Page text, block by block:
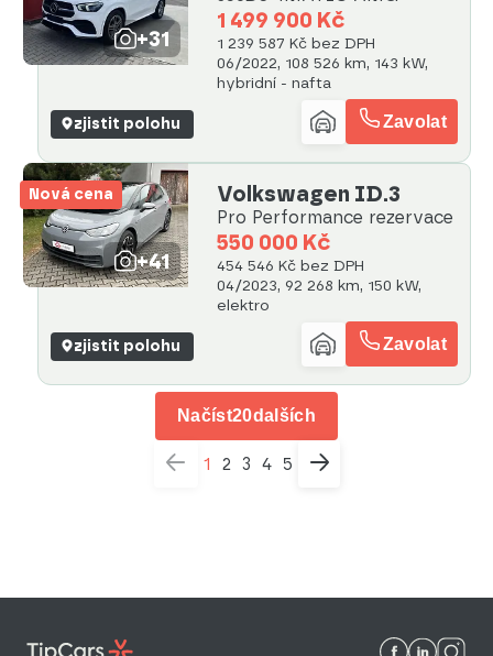
+31
1 499 900 Kč
1 239 587 Kč bez DPH
06/2022, 108 526 km, 143 kW,
hybridní - nafta
zjistit polohu Zavolat
Nová cena
+41
Volkswagen ID.3
Pro Performance rezervace
550 000 Kč
454 546 Kč bez DPH
04/2023, 92 268 km, 150 kW,
elektro
zjistit polohu Zavolat
Načíst20dalších
1 2 3 4 5